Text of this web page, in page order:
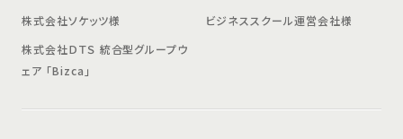
株式会社ソケッツ様
ビジネススクール運営会社様
株式会社ＤＴＳ 統合型グループウ
ェア 「Bizca」